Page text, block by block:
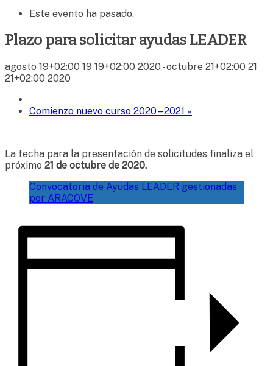
Este evento ha pasado.
Plazo para solicitar ayudas LEADER
agosto 19+02:00 19 19+02:00 2020 -octubre 21+02:00 21
21+02:00 2020
Comienzo nuevo curso 2020 – 2021 »
La fecha para la presentación de solicitudes finaliza el
próximo 21 de octubre de 2020.
Convocatoria de Ayudas LEADER gestionadas
por ARACOVE